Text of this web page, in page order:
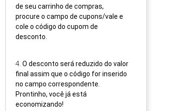
de seu carrinho de compras,
procure o campo de cupons/vale e
cole o código do cupom de
desconto.
4. O desconto será reduzido do valor
final assim que o código for inserido
no campo correspondente.
Prontinho, você já está
economizando!